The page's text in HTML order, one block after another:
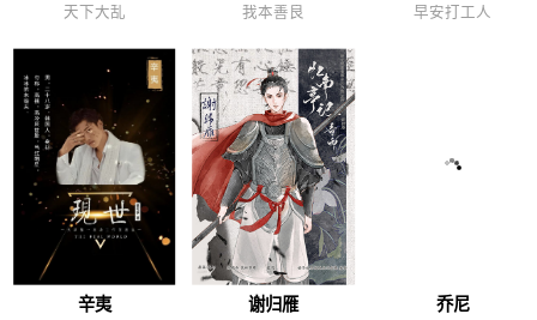
天下大乱 我本善良 早安打工人
辛夷 谢归雁 乔尼